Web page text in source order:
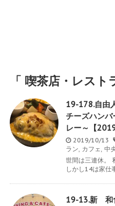
「 喫茶店・レス
19-178.自
チーズハンバ
レー～【
2019/10/13
ラン, カフェ, 中
世間は三連休。
しかし14は家仕
19-13.新 和